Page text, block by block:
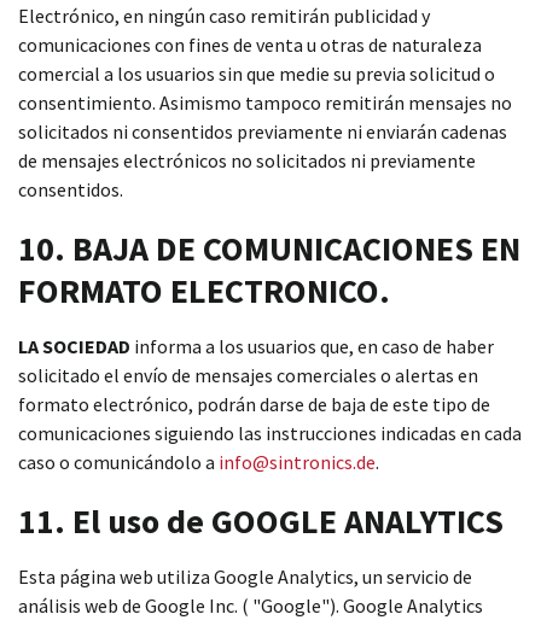
Electrónico, en ningún caso remitirán publicidad y
comunicaciones con fines de venta u otras de naturaleza
comercial a los usuarios sin que medie su previa solicitud o
consentimiento. Asimismo tampoco remitirán mensajes no
solicitados ni consentidos previamente ni enviarán cadenas
de mensajes electrónicos no solicitados ni previamente
consentidos.
10. BAJA DE COMUNICACIONES EN
FORMATO ELECTRONICO.
LA SOCIEDAD informa a los usuarios que, en caso de haber
solicitado el envío de mensajes comerciales o alertas en
formato electrónico, podrán darse de baja de este tipo de
comunicaciones siguiendo las instrucciones indicadas en cada
caso o comunicándolo a info@sintronics.de.
11. El uso de GOOGLE ANALYTICS
Esta página web utiliza Google Analytics, un servicio de
análisis web de Google Inc. ( "Google"). Google Analytics